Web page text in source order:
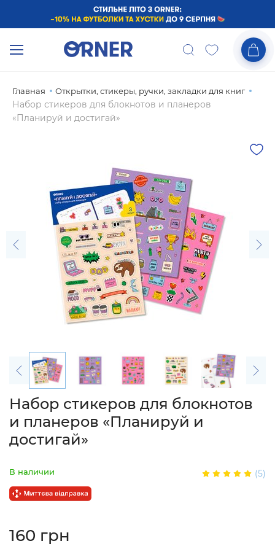
Главная Открытки, стикеры, ручки, закладки для книг
Набор стикеров для блокнотов и планеров
«Планируй и достигай»
Набор стикеров для блокнотов
и планеров «Планируй и
достигай»
В наличии (5)
160 грн